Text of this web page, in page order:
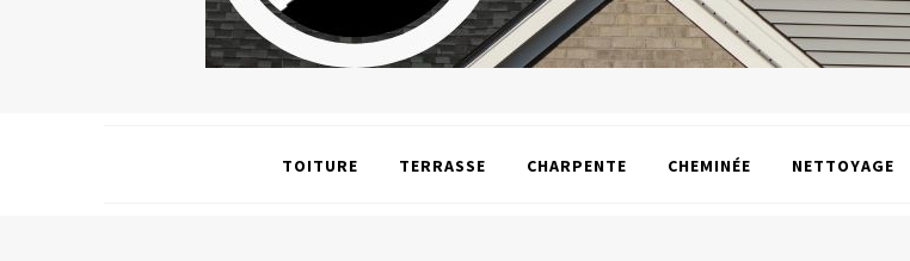
TOITURE TERRASSE CHARPENTE CHEMINÉE NETTOYAGE